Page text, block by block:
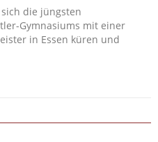
die jüngsten
Gymnasiums mit einer
in Essen küren und